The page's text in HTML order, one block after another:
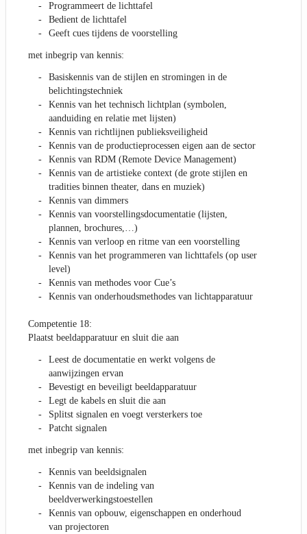
Programmeert de lichttafel
Bedient de lichttafel
Geeft cues tijdens de voorstelling
met inbegrip van kennis:
Basiskennis van de stijlen en stromingen in de
belichtingstechniek
Kennis van het technisch lichtplan (symbolen,
aanduiding en relatie met lijsten)
Kennis van richtlijnen publieksveiligheid
Kennis van de productieprocessen eigen aan de sector
Kennis van RDM (Remote Device Management)
Kennis van de artistieke context (de grote stijlen en
tradities binnen theater, dans en muziek)
Kennis van dimmers
Kennis van voorstellingsdocumentatie (lijsten,
plannen, brochures,…)
Kennis van verloop en ritme van een voorstelling
Kennis van het programmeren van lichttafels (op user
level)
Kennis van methodes voor Cue’s
Kennis van onderhoudsmethodes van lichtapparatuur
Competentie 18:
Plaatst beeldapparatuur en sluit die aan
Leest de documentatie en werkt volgens de
aanwijzingen ervan
Bevestigt en beveiligt beeldapparatuur
Legt de kabels en sluit die aan
Splitst signalen en voegt versterkers toe
Patcht signalen
met inbegrip van kennis:
Kennis van beeldsignalen
Kennis van de indeling van
beeldverwerkingstoestellen
Kennis van opbouw, eigenschappen en onderhoud
van projectoren